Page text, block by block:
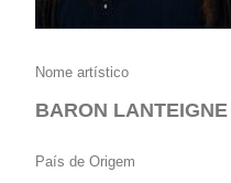
Nome artístico
BARON LANTEIGNE
País de Origem